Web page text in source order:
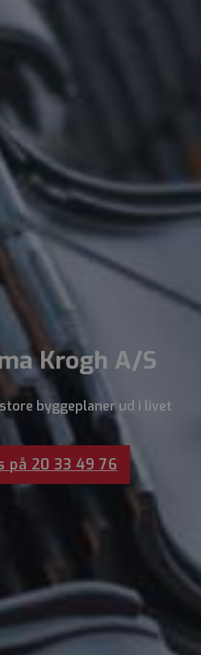
Krogh A/S
byggeplaner ud i livet
på 20 33 49 76